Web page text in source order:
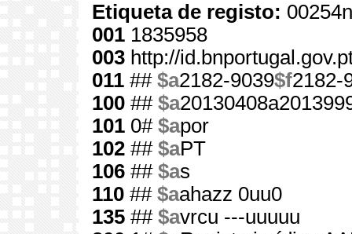
Etiqueta de registo:
001 1835958
003 http://
011 ## $a2182-9039$f2182-
100 ## $a
101 0# $apor
102 ## $aPT
106 ## $as
110 ## $aahazz 0uu0
135 ## $avrcu ---uuuuu